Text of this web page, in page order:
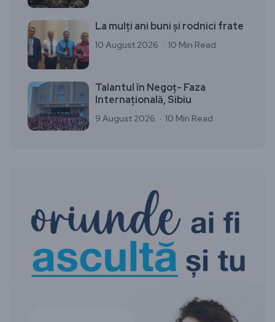
La mulți ani buni și rodnici frate
10 August 2026 10 Min Read
Talantul în Negoț- Faza
Internațională, Sibiu
9 August 2026 10 Min Read